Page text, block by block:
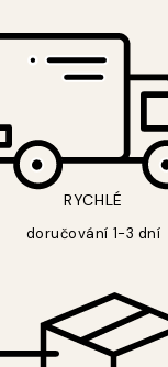
RYCHLÉ
doručování 1-3 dní